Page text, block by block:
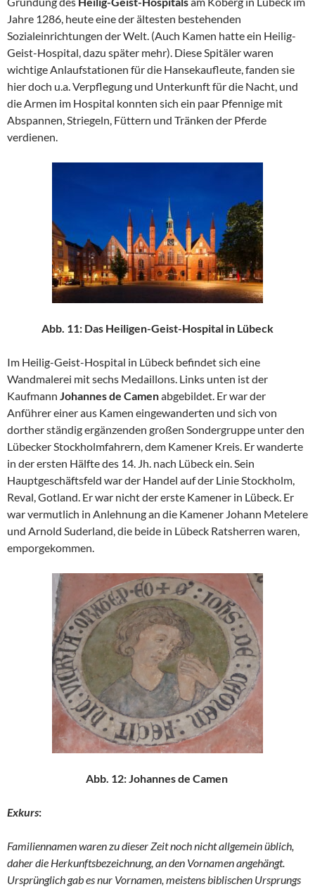
Jahre 1286, heute eine der ältesten bestehenden
Sozialeinrichtungen der Welt. (Auch Kamen hatte ein Heilig-
Geist-Hospital, dazu später mehr). Diese Spitäler waren
wichtige Anlaufstationen für die Hansekaufleute, fanden sie
hier doch u.a. Verpflegung und Unterkunft für die Nacht, und
die Armen im Hospital konnten sich ein paar Pfennige mit
Abspannen, Striegeln, Füttern und Tränken der Pferde
verdienen.
Abb. 11: Das Heiligen-Geist-Hospital in Lübeck
Im Heilig-Geist-Hospital in Lübeck befindet sich eine
Wandmalerei mit sechs Medaillons. Links unten ist der
Kaufmann Johannes de Camenabgebildet. Er war der
Anführer einer aus Kamen eingewanderten und sich von
dorther ständig ergänzenden großen Sondergruppe unter den
Lübecker Stockholmfahrern, dem Kamener Kreis. Er wanderte
in der ersten Hälfte des 14. Jh. nach Lübeck ein. Sein
Hauptgeschäftsfeld war der Handel auf der Linie Stockholm,
Reval, Gotland. Er war nicht der erste Kamener in Lübeck. Er
war vermutlich in Anlehnung an die Kamener Johann Metelere
und Arnold Suderland, die beide in Lübeck Ratsherren waren,
emporgekommen.
Abb. 12: Johannes de Camen
Exkurs:
Familiennamen waren zu dieser Zeit noch nicht allgemein üblich,
daher die Herkunftsbezeichnung, an den Vornamen angehängt.
Ursprünglich gab es nur Vornamen, meistens biblischen Ursprungs